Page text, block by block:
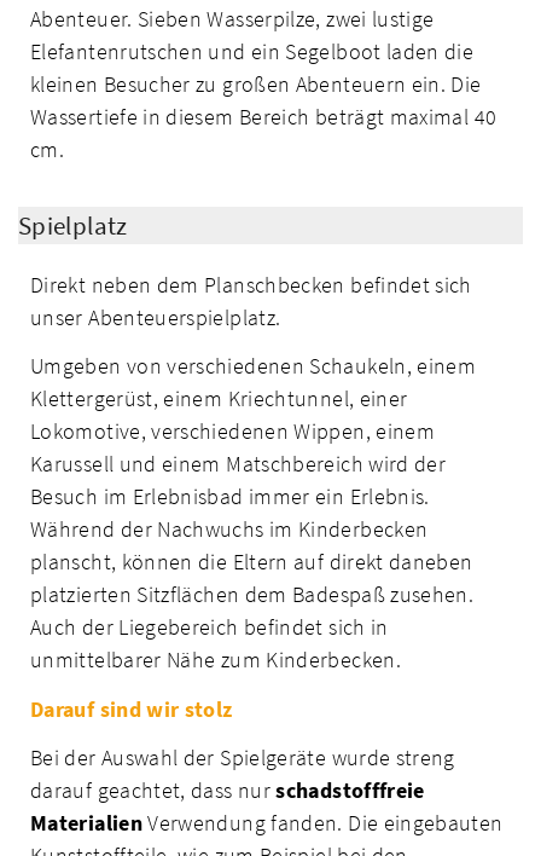
Abenteuer. Sieben Wasserpilze, zwei lustige
Elefantenrutschen und ein Segelboot laden die
kleinen Besucher zu großen Abenteuern ein. Die
Wassertiefe in diesem Bereich beträgt maximal 40
cm.
Spielplatz
Direkt neben dem Planschbecken befindet sich
unser Abenteuerspielplatz.
Umgeben von verschiedenen Schaukeln, einem
Klettergerüst, einem Kriechtunnel, einer
Lokomotive, verschiedenen Wippen, einem
Karussell und einem Matschbereich wird der
Besuch im Erlebnisbad immer ein Erlebnis.
Während der Nachwuchs im Kinderbecken
planscht, können die Eltern auf direkt daneben
platzierten Sitzflächen dem Badespaß zusehen.
Auch der Liegebereich befindet sich in
unmittelbarer Nähe zum Kinderbecken.
Darauf sind wir stolz
Bei der Auswahl der Spielgeräte wurde streng
darauf geachtet, dass nurschadstofffreie
MaterialienVerwendung fanden. Die eingebauten